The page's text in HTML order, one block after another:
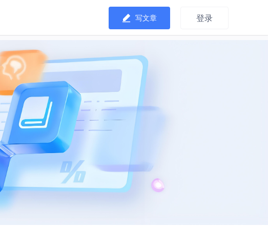
写文章 登录